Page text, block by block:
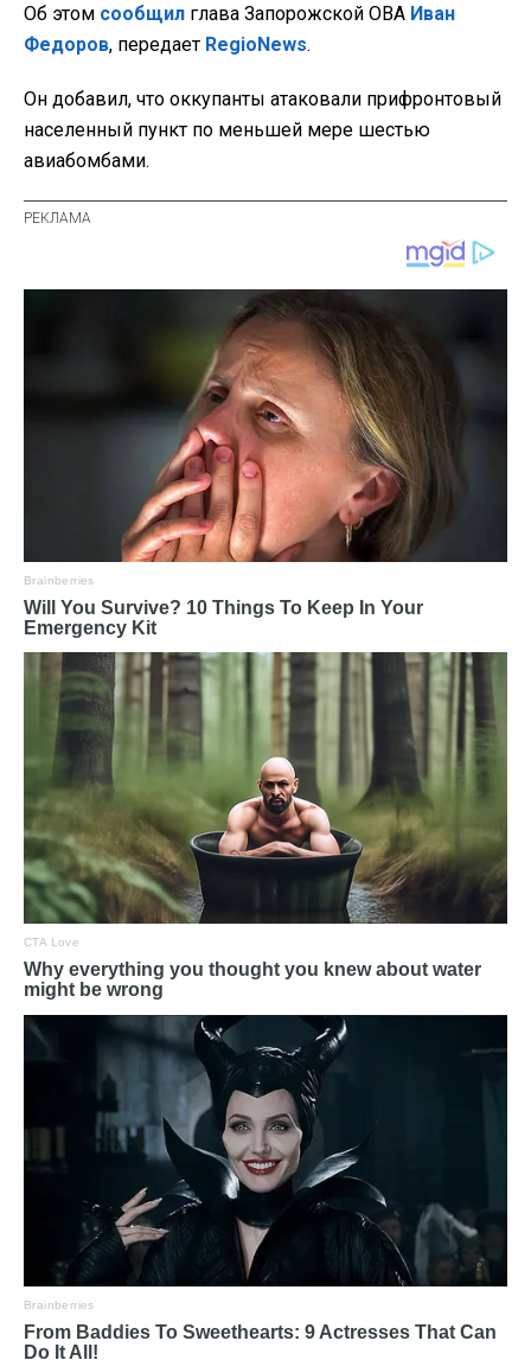
Об этом сообщил глава Запорожской ОВА Иван
Федоров, передает RegioNews.
Он добавил, что оккупанты атаковали прифронтовый
населенный пункт по меньшей мере шестью
авиабомбами.